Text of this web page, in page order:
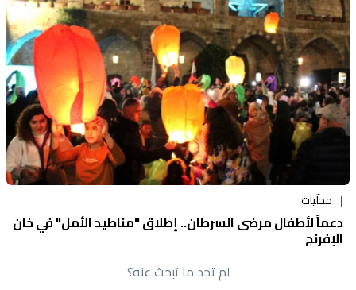
منوعات
محلّيات
دعماً لأطفال مرضى السرطان.. إطلاق "مناطيد الأمل" في خان
الإفرنج
لم تجد ما تبحث عنه؟